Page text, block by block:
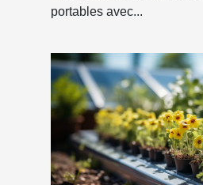
portables avec...